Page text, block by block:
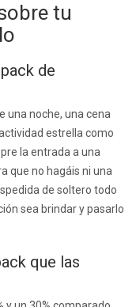
tu
de
una noche, una cena
estrella como
la entrada a una
que no hagáis ni una
de soltero todo
sea brindar y pasarlo
que las